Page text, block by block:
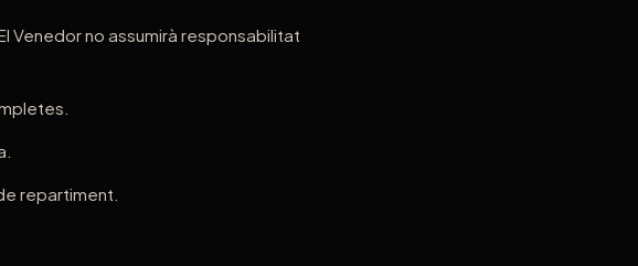
Venedor no assumirà responsabilitat
repartiment.